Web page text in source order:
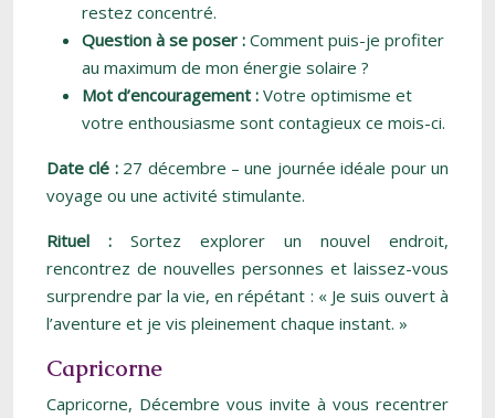
restez concentré.
Question à se poser : Comment puis-je profiter
au maximum de mon énergie solaire ?
Mot d’encouragement : Votre optimisme et
votre enthousiasme sont contagieux ce mois-ci.
Date clé : 27 décembre – une journée idéale pour un
voyage ou une activité stimulante.
Rituel : Sortez explorer un nouvel endroit,
rencontrez de nouvelles personnes et laissez-vous
surprendre par la vie, en répétant : « Je suis ouvert à
l’aventure et je vis pleinement chaque instant. »
Capricorne
Capricorne, Décembre vous invite à vous recentrer